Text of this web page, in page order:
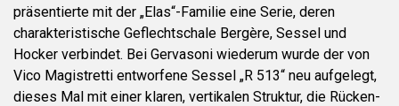
präsentierte mit der „Elas“-Familie eine Serie, deren
charakteristische Geflechtschale Bergère, Sessel und
Hocker verbindet. Bei Gervasoni wiederum wurde der von
Vico Magistretti entworfene Sessel „R 513“ neu aufgelegt,
dieses Mal mit einer klaren, vertikalen Struktur, die Rücken-